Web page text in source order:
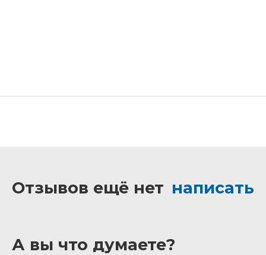
Отзывов ещё нет написать
А вы что думаете?